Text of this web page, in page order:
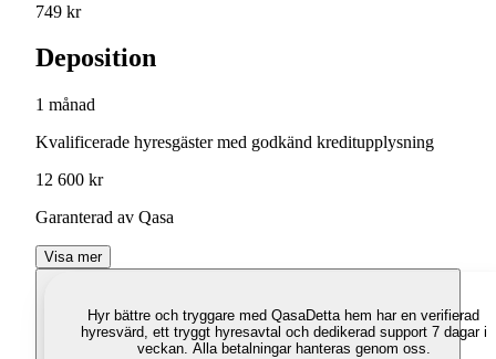
749 kr
Deposition
1 månad
Kvalificerade hyresgäster med godkänd kreditupplysning
12 600 kr
Garanterad av Qasa
Visa mer
Hyr bättre och tryggare med QasaDetta hem har en verifierad
hyresvärd, ett tryggt hyresavtal och dedikerad support 7 dagar i
veckan. Alla betalningar hanteras genom oss.